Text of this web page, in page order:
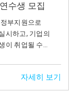
수생 모집
부지원으로
, 기업의
이 취업될 수
자세히 보기